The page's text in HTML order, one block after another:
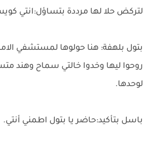
لتركض حلا لها مرددة بتساؤل:انتي
بتول بلهفة: هنا حولوها لمستشفي
روحوا ليها وخدوا خالتي سماح وهند
لوحدها.
باسل بتأكيد:حاضر يا بتول اطمني أنتي.